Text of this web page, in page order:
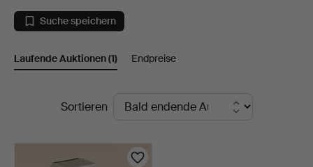
&
Objektive
Södermanlands
Auktionsverk
Suche speichern
Laufende Auktionen(1) Endpreise
LaufendeSortieren